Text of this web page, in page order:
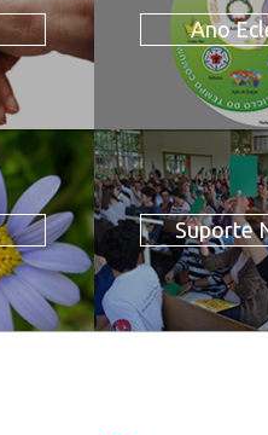
Ano
Suporte